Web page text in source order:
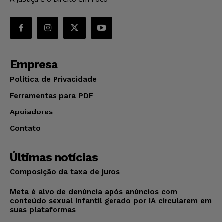
Empresa
Política de Privacidade
Ferramentas para PDF
Apoiadores
Contato
Últimas notícias
Composição da taxa de juros
Meta é alvo de denúncia após anúncios com
conteúdo sexual infantil gerado por IA circularem em
suas plataformas